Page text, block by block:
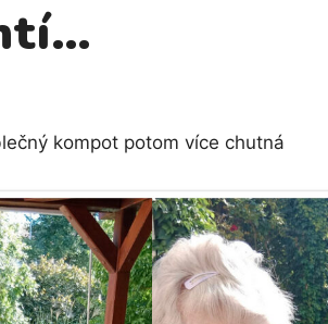
kompot potom více chutná